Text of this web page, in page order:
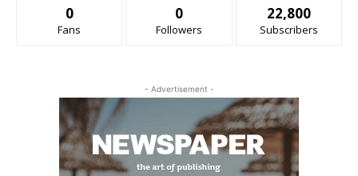
0
Fans
0
Followers
22,800
Subscribers
- Advertisement -